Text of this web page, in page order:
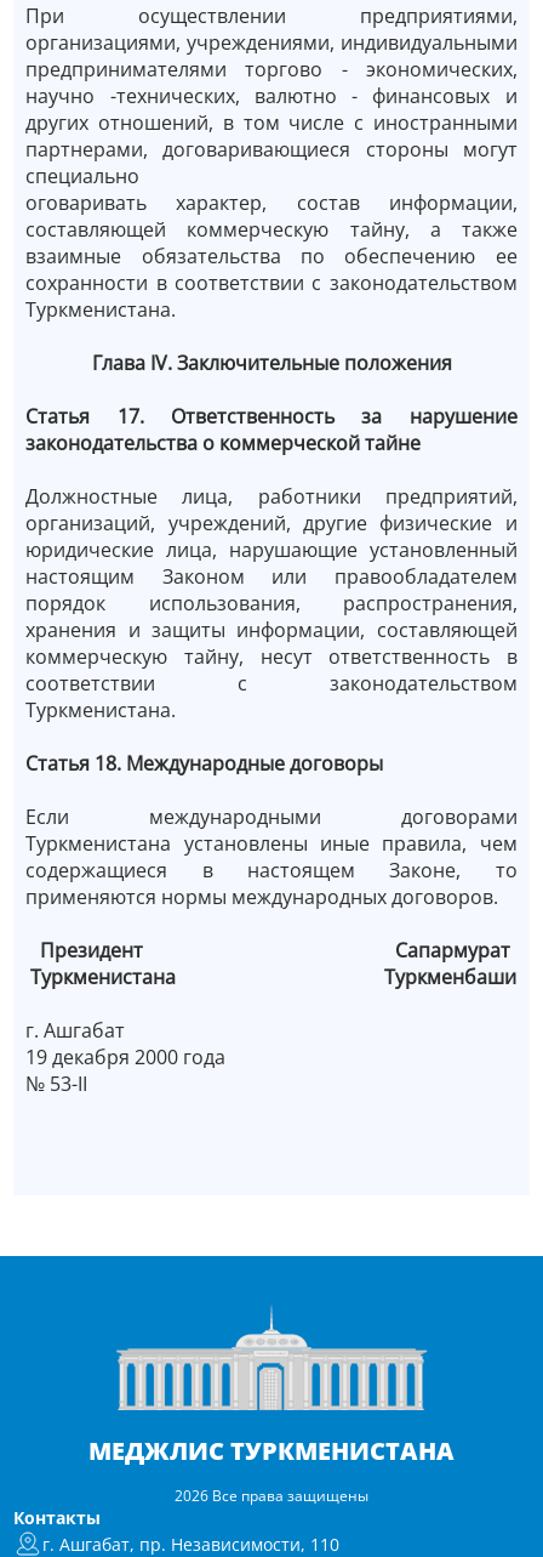
При осуществлении предприятиями,
организациями, учреждениями, индивидуальными
предпринимателями торгово - экономических,
научно -технических, валютно - финансовых и
других отношений, в том числе с иностранными
партнерами, договаривающиеся стороны могут
специально
оговаривать характер, состав информации,
составляющей коммерческую тайну, а также
взаимные обязательства по обеспечению ее
сохранности в соответствии с законодательством
Туркменистана.
Глава IV. Заключительные положения
Статья 17. Ответственность за нарушение
законодательства о коммерческой тайне
Должностные лица, работники предприятий,
организаций, учреждений, другие физические и
юридические лица, нарушающие установленный
настоящим Законом или правообладателем
порядок использования, распространения,
хранения и защиты информации, составляющей
коммерческую тайну, несут ответственность в
соответствии с законодательством
Туркменистана.
Статья 18. Международные договоры
Если международными договорами
Туркменистана установлены иные правила, чем
содержащиеся в настоящем Законе, то
применяются нормы международных договоров.
Президент Сапармурат
Туркменистана Туркменбаши
г. Ашгабат
19 декабря 2000 года
№ 53-II
МЕДЖЛИС ТУРКМЕНИСТАНА
2026 Все права защищены
Контакты
г. Ашгабат, пр. Независимости, 110